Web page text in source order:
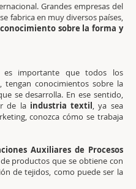
Grandes empresas del
fabrica en muy diversos países,
sobre la forma y
importante que todos los
tengan conocimientos sobre la
se desarrolla. En ese sentido,
de la industria textil, ya sea
conozca cómo se trabaja
Auxiliares de Procesos
productos que se obtiene con
de tejidos, como puede ser la